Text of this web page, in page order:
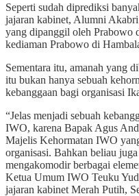
Seperti sudah diprediksi
jajaran kabinet, Alumni
yang dipanggil oleh Prabowo
kediaman Prabowo di
Sementara itu, amanah yang
itu bukan hanya sebuah
kebanggaan bagi organisasi
“Jelas menjadi sebuah
IWO, karena Bapak Agus
Majelis Kehormatan IWO
organisasi. Bahkan beliau
mengakomodir berbagai
Ketua Umum IWO Teuku
jajaran kabinet Merah Putih,